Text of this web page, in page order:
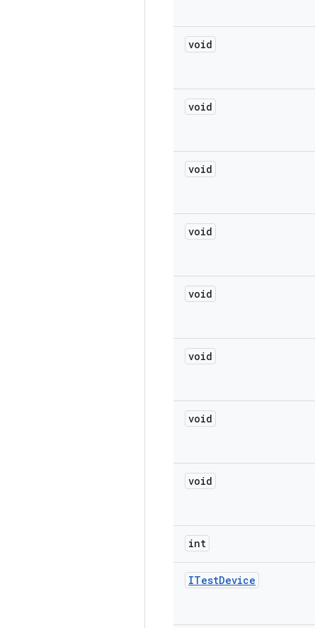
void
void
void
void
void
void
void
void
int
ITestDevice